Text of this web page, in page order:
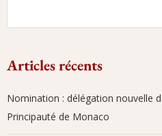
Articles récents
Nomination : délégation nouvelle
Principauté de Monaco